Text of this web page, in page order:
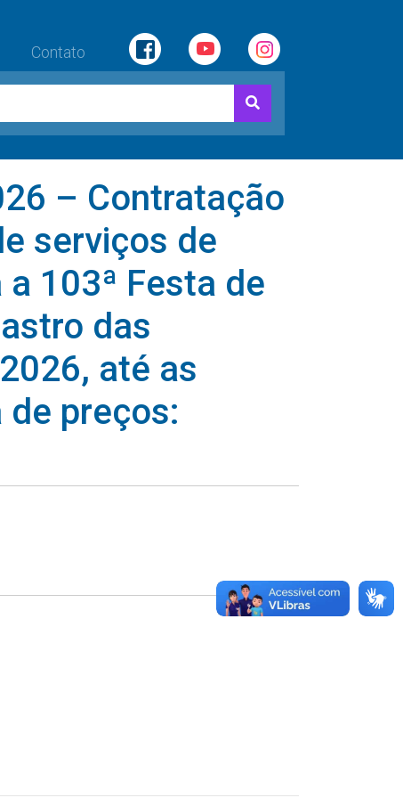
Contato
– Contratação
serviços de
103ª Festa de
das
até as
preços: